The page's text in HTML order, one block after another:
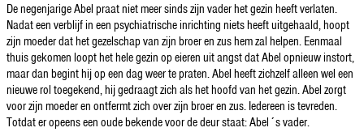
De negenjarige Abel praat niet meer sinds zijn vader het gezin heeft verlaten.
Nadat een verblijf in een psychiatrische inrichting niets heeft uitgehaald, hoopt
zijn moeder dat het gezelschap van zijn broer en zus hem zal helpen. Eenmaal
thuis gekomen loopt het hele gezin op eieren uit angst dat Abel opnieuw instort,
maar dan begint hij op een dag weer te praten. Abel heeft zichzelf alleen wel een
nieuwe rol toegekend, hij gedraagt zich als het hoofd van het gezin. Abel zorgt
voor zijn moeder en ontfermt zich over zijn broer en zus. Iedereen is tevreden.
Totdat er opeens een oude bekende voor de deur staat: Abel´s vader.